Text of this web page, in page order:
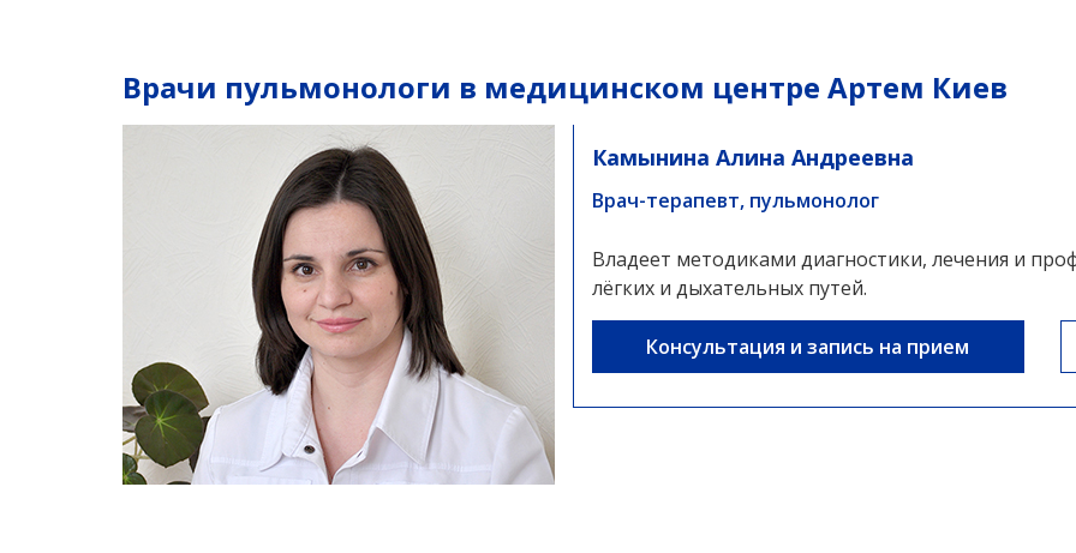
Врачи пульмонологи в медицинском центре Артем Киев
Камынина Алина Андреевна
Врач-терапевт, пульмонолог
Владеет методиками диагностики, лечения и
лёгких и дыхательных путей.
Консультация и запись на прием